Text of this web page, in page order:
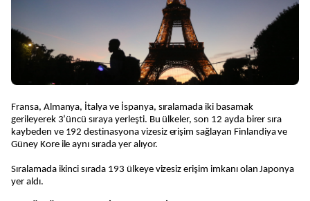
Fransa, Almanya, İtalya ve İspanya, sıralamada iki basamak
gerileyerek 3’üncü sıraya yerleşti. Bu ülkeler, son 12 ayda birer sıra
kaybeden ve 192 destinasyona vizesiz erişim sağlayan Finlandiya ve
Güney Kore ile aynı sırada yer alıyor.
Sıralamada ikinci sırada 193 ülkeye vizesiz erişim imkanı olan Japonya
yer aldı.